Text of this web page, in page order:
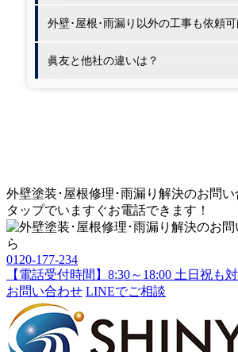
外壁･屋根･雨漏り以外の工事も依頼可
眞友と他社の違いは？
外壁塗装･屋根修理･雨漏り解決のお問い
タップでいますぐお電話できます！
0120-177-234
【電話受付時間】8:30～18:00 土日祝も対
お問い合わせ LINEでご相談